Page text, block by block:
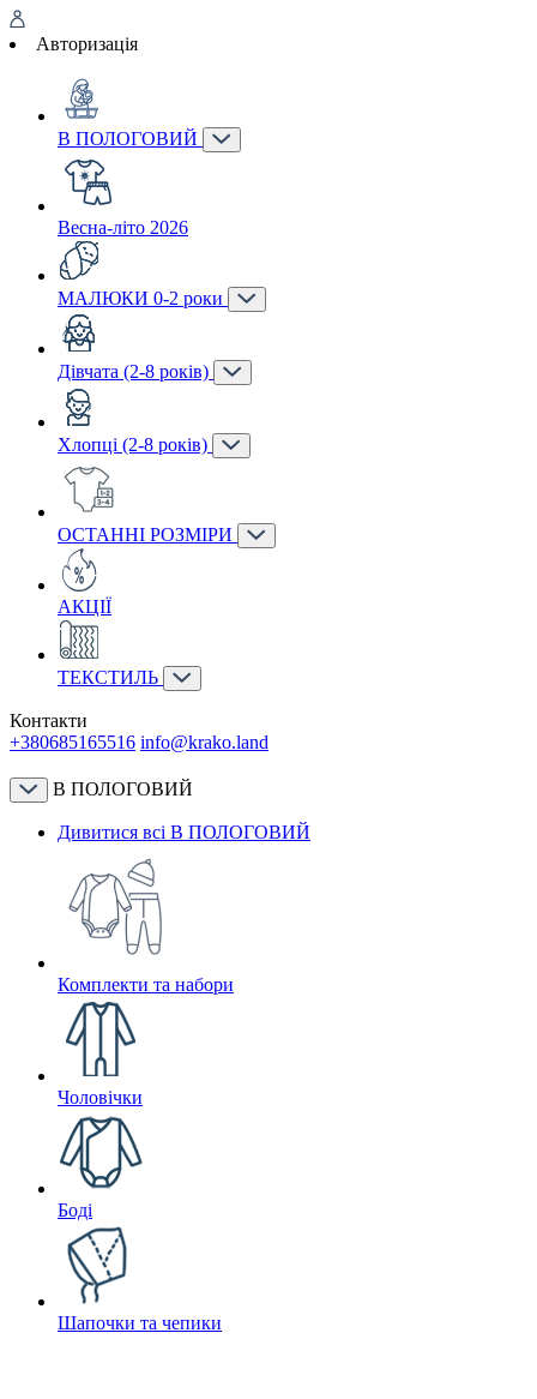
Авторизація
В ПОЛОГОВИЙ
Весна-літо 2026
МАЛЮКИ 0-2 роки
Дівчата (2-8 років)
Хлопці (2-8 років)
ОСТАННІ РОЗМІРИ
АКЦІЇ
ТЕКСТИЛЬ
Контакти
+380685165516 info@krako.land
В ПОЛОГОВИЙ
Дивитися всі В ПОЛОГОВИЙ
Комплекти та набори
Чоловічки
Боді
Шапочки та чепики